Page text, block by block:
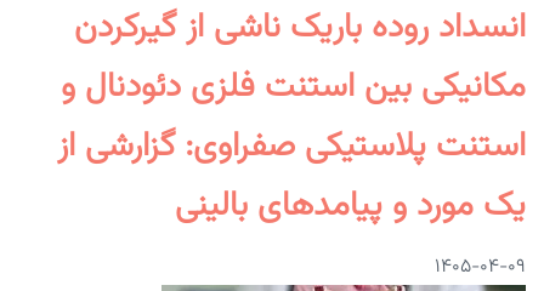
انسداد روده باریک ناشی از گیرکردن
مکانیکی بین استنت فلزی دئودنال و
استنت پلاستیکی صفراوی: گزارشی از
یک مورد و پیامدهای بالینی
۱۴۰۵-۰۴-۰۹